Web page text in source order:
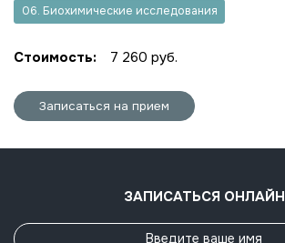
06. Биохимические исследования
Стоимость: 7 260 руб.
Записаться на прием
ЗАПИСАТЬСЯ ОНЛАЙН